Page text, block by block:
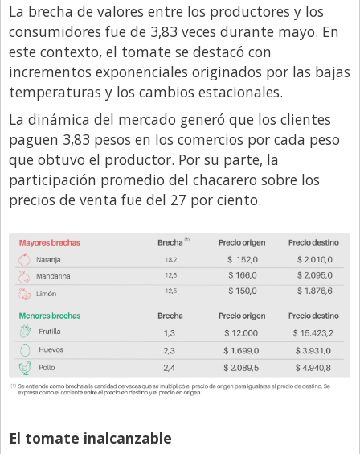
Gastronomia
Internacionales
La Opinión del Director
Legales
Libro de Quejas
Medios
Millonarios
Negocios
Opinion
País
Política
Publicidad y Marketing
Real Estate y Propiedades
La brecha de valores entre los productores y los
consumidores fue de 3,83 veces durante mayo. En
este contexto, el tomate se destacó con
incrementos exponenciales originados por las bajas
temperaturas y los cambios estacionales.
La dinámica del mercado generó que los clientes
paguen 3,83 pesos en los comercios por cada peso
que obtuvo el productor. Por su parte, la
participación promedio del chacarero sobre los
precios de venta fue del 27 por ciento.
El tomate inalcanzable